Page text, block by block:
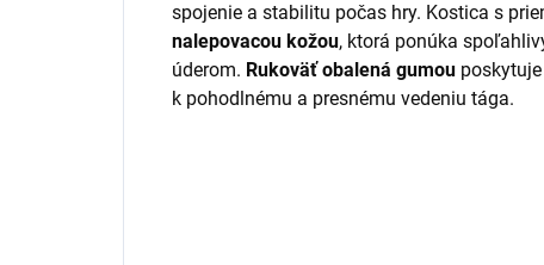
spojenie a stabilitu počas hry. Kostica s
nalepovacou kožou, ktorá ponúka
úderom. Rukoväť obalená gumou
k pohodlnému a presnému vedeniu tága.